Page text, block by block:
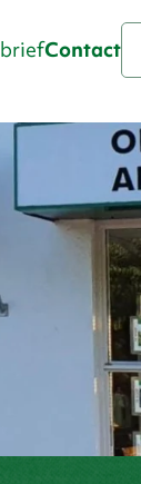
Contact